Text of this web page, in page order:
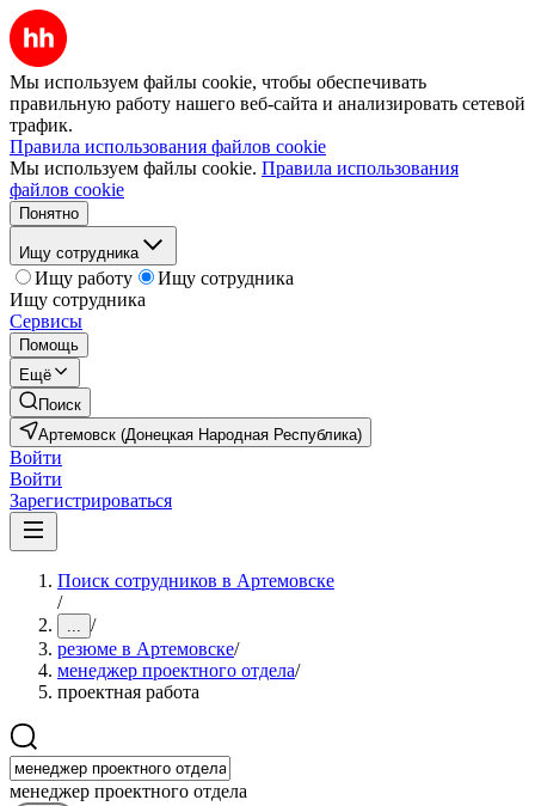
Мы используем файлы cookie, чтобы обеспечивать
правильную работу нашего веб-сайта и анализировать сетевой
трафик.
Правила использования файлов cookie
Мы используем файлы cookie. Правила использования
файлов cookie
Понятно
Ищу сотрудника
Ищу работу
Ищу сотрудника
Ищу сотрудника
Сервисы
Помощь
Ещё
Поиск
Артемовск (Донецкая Народная Республика)
Войти
Войти
Зарегистрироваться
Поиск сотрудников в Артемовске
/
... /
резюме в Артемовске/
менеджер проектного отдела/
проектная работа
менеджер проектного отдела